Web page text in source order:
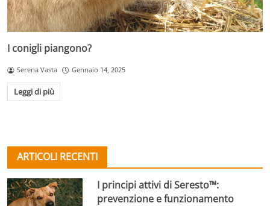
I conigli piangono?
Serena Vasta Gennaio 14, 2025
Leggi di più
ARTICOLI RECENTI
I principi attivi di Seresto™:
prevenzione e funzionamento